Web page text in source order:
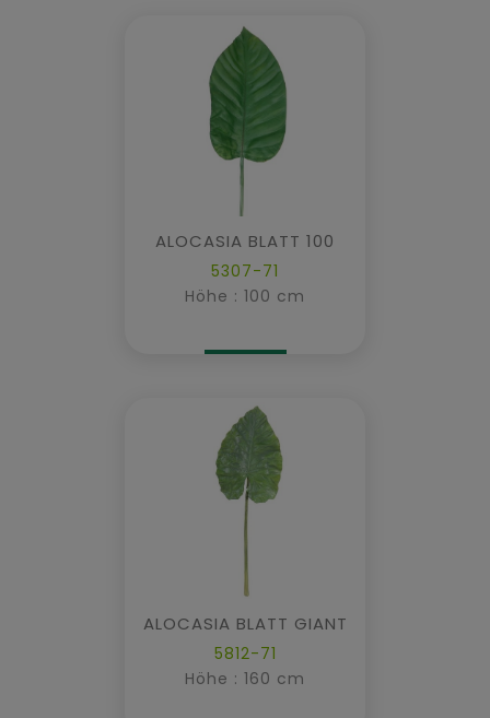
ALOCASIA BLATT 100
5307-71
Höhe : 100 cm
ALOCASIA BLATT GIANT
5812-71
Höhe : 160 cm